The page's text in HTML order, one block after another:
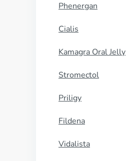
Phenergan
Cialis
Kamagra Oral Jelly
Stromectol
Priligy
Fildena
Vidalista